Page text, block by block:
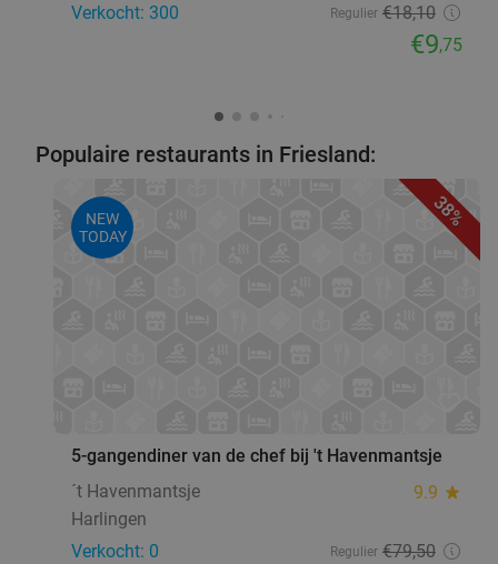
Verkocht: 300 Regulier €18,10
€9,75
Populaire restaurants in Friesland:
38%
NEW
TODAY
5-gangendiner van de chef bij 't Havenmantsje
´t Havenmantsje
9.9 star
Harlingen
Verkocht: 0
Regulier €79,50